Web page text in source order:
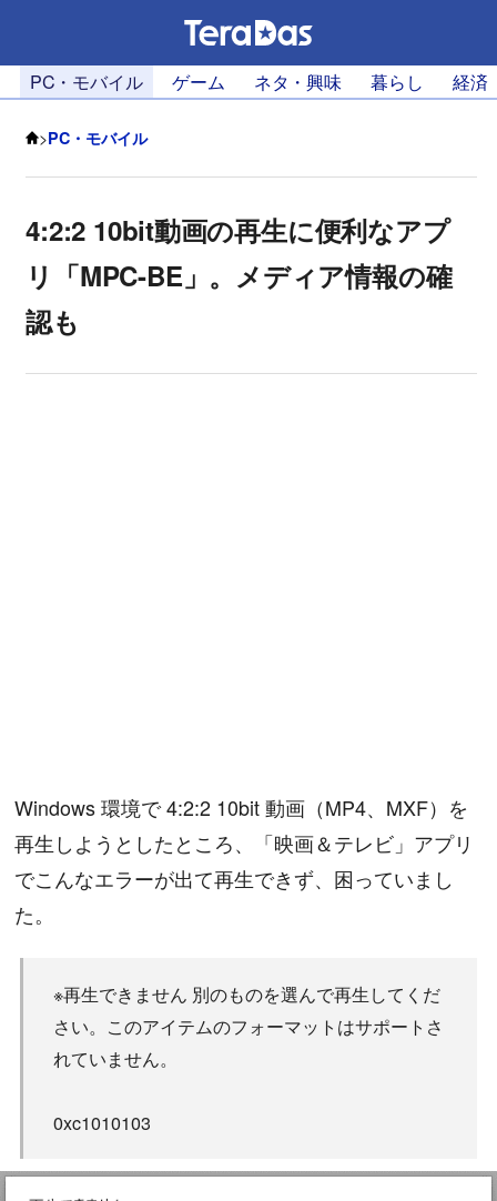
PC・モバイル ゲーム ネタ・興味 暮らし 経済
>PC・モバイル
4:2:2 10bit動画の再生に便利なアプ
リ「MPC-BE」。メディア情報の確
認も
Windows 環境で 4:2:2 10bit 動画（MP4、MXF）を
再生しようとしたところ、「映画＆テレビ」アプリ
でこんなエラーが出て再生できず、困っていまし
た。
※再生できません 別のものを選んで再生してくだ
さい。このアイテムのフォーマットはサポートさ
れていません。
0xc1010103